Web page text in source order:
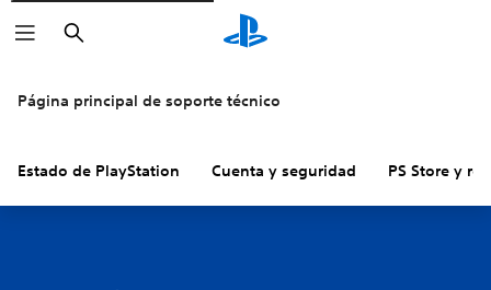
Buscar
Página principal de soporte técnico
Estado de PlayStation Cuenta y seguridad PS Store y